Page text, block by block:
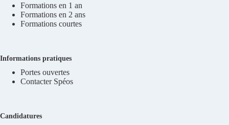
Formations en 1 an
Formations en 2 ans
Formations courtes
Informations pratiques
Portes ouvertes
Contacter Spéos
Candidatures